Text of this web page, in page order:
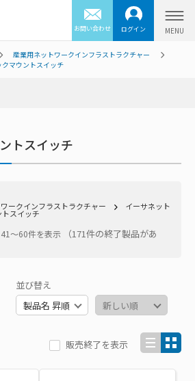
お問い合わせ ログイン
産業用ネットワークインフラストラクチャー
クマウントスイッチ
トスイッチ
ークインフラストラクチャー イーサネット
スイッチ
〜60件を表示 （171件の終了製品があ
並び替え
販売終了を表示